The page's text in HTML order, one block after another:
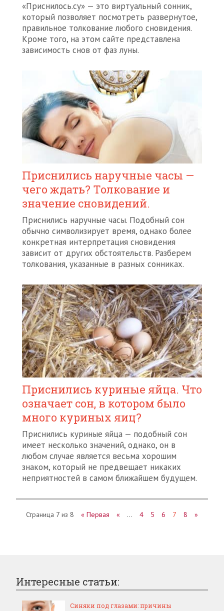
«Приснилось.су» — это виртуальный сонник,
который позволяет посмотреть развернутое,
правильное толкование любого сновидения.
Кроме того, на этом сайте представлена
зависимость снов от фаз луны.
Приснились наручные часы —
чего ждать? Толкование и
значение сновидений.
Приснились наручные часы. Подобный сон
обычно символизирует время, однако более
конкретная интерпретация сновидения
зависит от других обстоятельств. Разберем
толкования, указанные в разных сонниках.
Приснились куриные яйца. Что
означает сон, в котором было
много куриных яиц?
Приснились куриные яйца — подобный сон
имеет несколько значений, однако, он в
любом случае является весьма хорошим
знаком, который не предвещает никаких
неприятностей в самом ближайшем будущем.
Страница 7 из 8 « Первая « … 4 5 6 7 8 »
Интересные статьи:
Синяки под глазами: причины